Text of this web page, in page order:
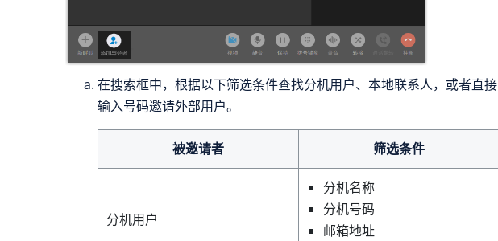
在搜索框中，根据以下筛选条件查找分机用户、本地联系人，或者直接
输入号码邀请外部用户。
被邀请者 筛选条件
分机用户
分机名称
分机号码
邮箱地址